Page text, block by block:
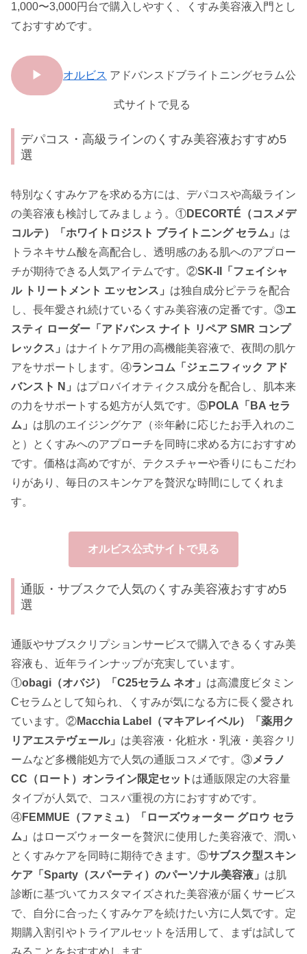
1,000〜3,000円台で購入しやすく、くすみ美容液入門とし
ておすすめです。
▶ オルビス アドバンスドブライトニングセラム公
式サイトで見る
デパコス・高級ラインのくすみ美容液おすすめ5
選
特別なくすみケアを求める方には、デパコスや高級ライン
の美容液も検討してみましょう。①DECORTÉ（コスメデ
コルテ）「ホワイトロジスト ブライトニング セラム」 は
トラネキサム酸を高配合し、透明感のある肌へのアプロー
チが期待できる人気アイテムです。②SK-II「フェイシャ
ル トリートメント エッセンス」 は独自成分ピテラを配合
し、長年愛され続けているくすみ美容液の定番です。③エ
スティ ローダー「アドバンス ナイト リペア SMR コンプ
レックス」 はナイトケア用の高機能美容液で、夜間の肌ケ
アをサポートします。④ランコム「ジェニフィック アド
バンスト N」 はプロバイオティクス成分を配合し、肌本来
の力をサポートする処方が人気です。⑤POLA「BA セラ
ム」 は肌のエイジングケア（※年齢に応じたお手入れのこ
と）とくすみへのアプローチを同時に求める方におすすめ
です。価格は高めですが、テクスチャーや香りにもこだわ
りがあり、毎日のスキンケアを贅沢な時間にしてくれま
す。
オルビス公式サイトで見る
通販・サブスクで人気のくすみ美容液おすすめ5
選
通販やサブスクリプションサービスで購入できるくすみ美
容液も、近年ラインナップが充実しています。
①obagi（オバジ）「C25セラム ネオ」 は高濃度ビタミン
Cセラムとして知られ、くすみが気になる方に長く愛され
ています。②Macchia Label（マキアレイベル）「薬用ク
リアエステヴェール」 は美容液・化粧水・乳液・美容クリ
ームなど多機能処方で人気の通販コスメです。③メラノ
CC（ロート）オンライン限定セット は通販限定の大容量
タイプが人気で、コスパ重視の方におすすめです。
④FEMMUE（ファミュ）「ローズウォーター グロウ セラ
ム」 はローズウォーターを贅沢に使用した美容液で、潤い
とくすみケアを同時に期待できます。⑤サブスク型スキン
ケア「Sparty（スパーティ）のパーソナル美容液」 は肌
診断に基づいてカスタマイズされた美容液が届くサービス
で、自分に合ったくすみケアを続けたい方に人気です。定
期購入割引やトライアルセットを活用して、まずは試して
みることをおすすめします。